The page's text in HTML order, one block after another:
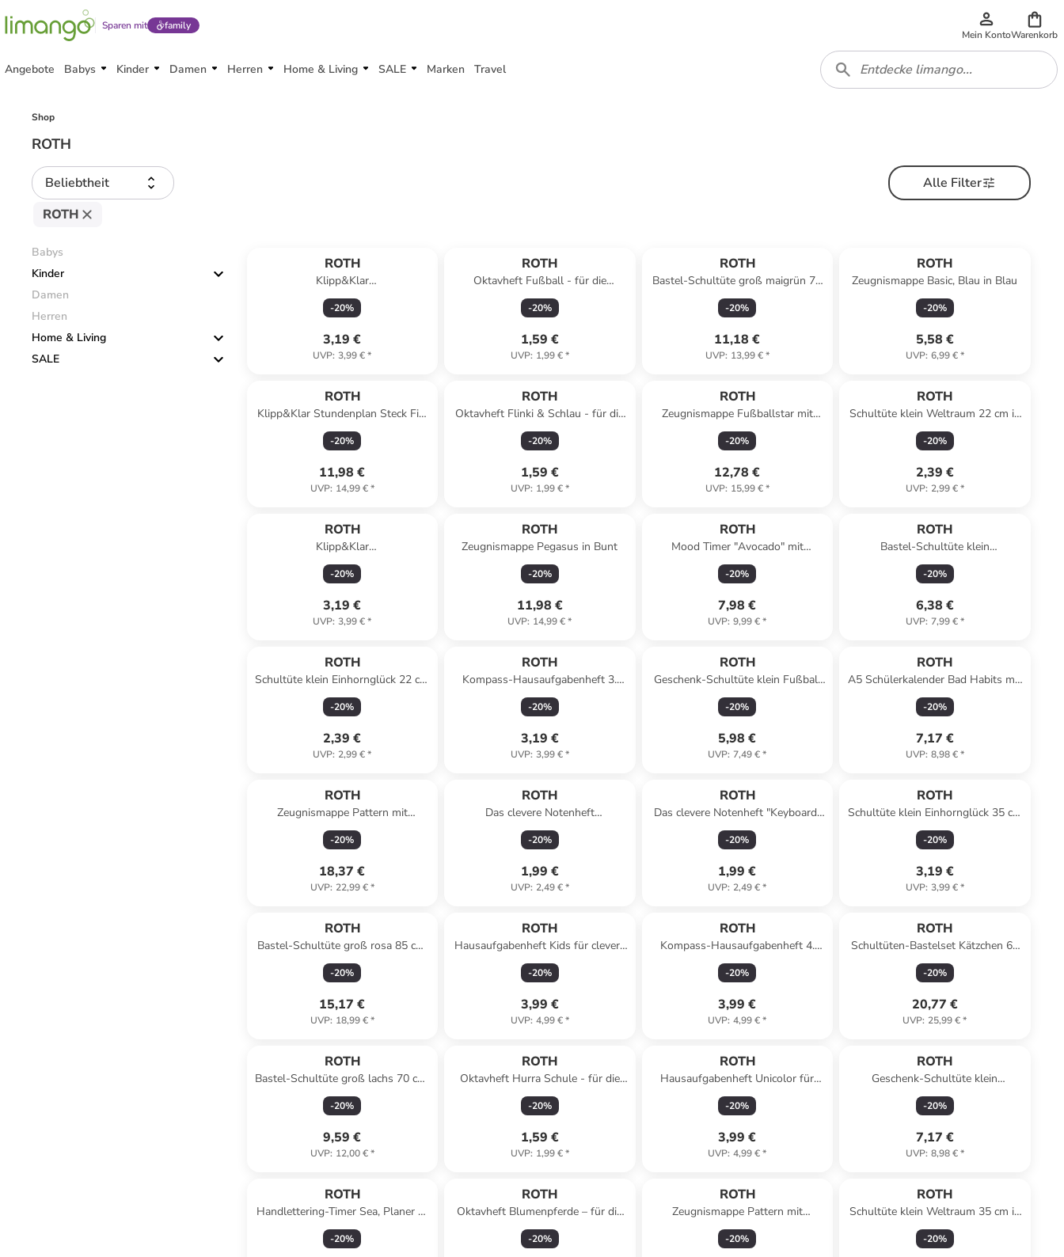
Sparen mit family
Mein KontoWarenkorb
Angebote Babys Kinder Damen Herren Home & Living SALE Marken Travel
Shop
ROTH
Beliebtheit
Alle Filter
ROTH
Babys
Kinder
Damen
Herren
Home & Living
SALE
ROTH
Klipp&Klar
Grundschulaufgabenhefte, Fußball
in Bunt
-20%
3,19 €
UVP: 3,99 €*
ROTH
Oktavheft Fußball - für die
Grundschule, liniert in Bunt
-20%
1,59 €
UVP: 1,99 €*
ROTH
Bastel-Schultüte groß maigrün 70
cm, Filzverschluss weiß in Grün
-20%
11,18 €
UVP: 13,99 €*
ROTH
Zeugnismappe Basic, Blau in Blau
-20%
5,58 €
UVP: 6,99 €*
ROTH
Klipp&Klar Stundenplan Steck Fix,
Tyrannosaurus, A3 in Bunt
-20%
11,98 €
UVP: 14,99 €*
ROTH
Oktavheft Flinki & Schlau - für die
Grundschule, liniert in Bunt
-20%
1,59 €
UVP: 1,99 €*
ROTH
Zeugnismappe Fußballstar mit
Folieneffekt in Bunt
-20%
12,78 €
UVP: 15,99 €*
ROTH
Schultüte klein Weltraum 22 cm in
Bunt
-20%
2,39 €
UVP: 2,99 €*
ROTH
Klipp&Klar
Grundschulaufgabenhefte,
Blumenpferde in Bunt
-20%
3,19 €
UVP: 3,99 €*
ROTH
Zeugnismappe Pegasus in Bunt
-20%
11,98 €
UVP: 14,99 €*
ROTH
Mood Timer "Avocado" mit
Wechselcover und Stickerbogen in
Bunt
-20%
7,98 €
UVP: 9,99 €*
ROTH
Bastel-Schultüte klein
ultramarinblau 50 cm,Tüllverschluss
in Blau
-20%
6,38 €
UVP: 7,99 €*
ROTH
Schultüte klein Einhornglück 22 cm
in Bunt
-20%
2,39 €
UVP: 2,99 €*
ROTH
Kompass-Hausaufgabenheft 3.
Klasse Tagesfarben, A5 in Grün
-20%
3,19 €
UVP: 3,99 €*
ROTH
Geschenk-Schultüte klein Fußball
50 cm , rund in Bunt
-20%
5,98 €
UVP: 7,49 €*
ROTH
A5 Schülerkalender Bad Habits mit
clevere Faule System in Bunt
-20%
7,17 €
UVP: 8,98 €*
ROTH
Zeugnismappe Pattern mit
Buchschrauben - Lila Paradise in
Lila
-20%
18,37 €
UVP: 22,99 €*
ROTH
Das clevere Notenheft
"Notenschlüssel türkis" Querformat
in Grün
-20%
1,99 €
UVP: 2,49 €*
ROTH
Das clevere Notenheft "Keyboard"
Hochformat in Bunt
-20%
1,99 €
UVP: 2,49 €*
ROTH
Schultüte klein Einhornglück 35 cm
in Bunt
-20%
3,19 €
UVP: 3,99 €*
ROTH
Bastel-Schultüte groß rosa 85 cm,
farbiger Tüllverschluss in Rosa
-20%
15,17 €
UVP: 18,99 €*
ROTH
Hausaufgabenheft Kids für clevere
Faule, Pferd in Bunt
-20%
3,99 €
UVP: 4,99 €*
ROTH
Kompass-Hausaufgabenheft 4.
Klasse Tagesfarben, A5 in Grün
-20%
3,99 €
UVP: 4,99 €*
ROTH
Schultüten-Bastelset Kätzchen 68
cm 6-eckig in Lila
-20%
20,77 €
UVP: 25,99 €*
ROTH
Bastel-Schultüte groß lachs 70 cm,
Filzverschluss weiß in Orange
-20%
9,59 €
UVP: 12,00 €*
ROTH
Oktavheft Hurra Schule - für die
Grundschule, liniert in Bunt
-20%
1,59 €
UVP: 1,99 €*
ROTH
Hausaufgabenheft Unicolor für
clevere Faule, Pure Green in Grün
-20%
3,99 €
UVP: 4,99 €*
ROTH
Geschenk-Schultüte klein
Hündchen 50 cm in Bunt
-20%
7,17 €
UVP: 8,98 €*
ROTH
Handlettering-Timer Sea, Planer u.
Übungsbuch in einem in Bunt
-20%
ROTH
Oktavheft Blumenpferde – für die
Grundschule, liniert in Bunt
-20%
ROTH
Zeugnismappe Pattern mit
Buchschrauben - Swimming Pool in
Hellblau
-20%
ROTH
Schultüte klein Weltraum 35 cm in
Bunt
-20%